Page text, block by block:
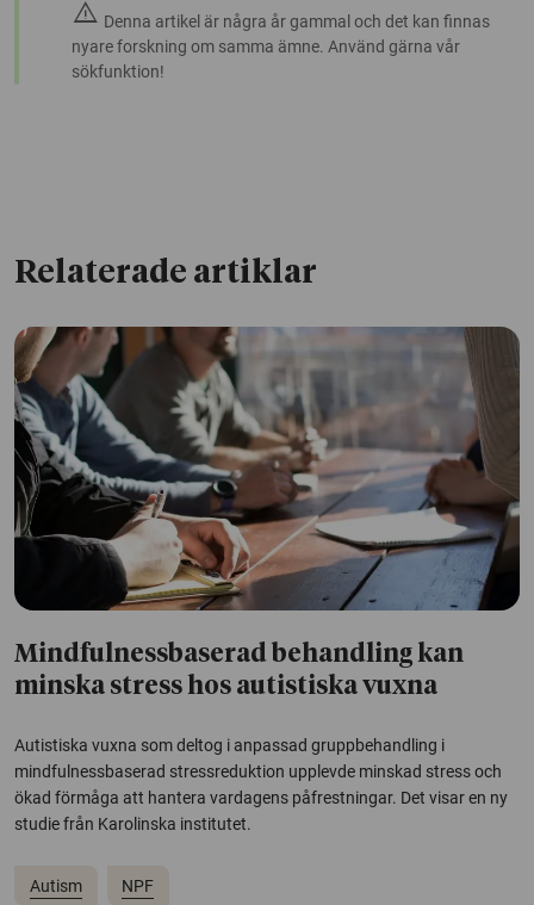
warning Denna artikel är några år gammal och det kan finnas
nyare forskning om samma ämne. Använd gärna vår
sökfunktion!
Relaterade artiklar
Mindfulnessbaserad behandling kan
minska stress hos autistiska vuxna
Autistiska vuxna som deltog i anpassad gruppbehandling i
mindfulnessbaserad stressreduktion upplevde minskad stress och
ökad förmåga att hantera vardagens påfrestningar. Det visar en ny
studie från Karolinska institutet.
Autism NPF